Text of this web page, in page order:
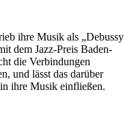
ihre Musik als „Debussy
dem Jazz-Preis Baden-
die Verbindungen
und lässt das darüber
ihre Musik einfließen.